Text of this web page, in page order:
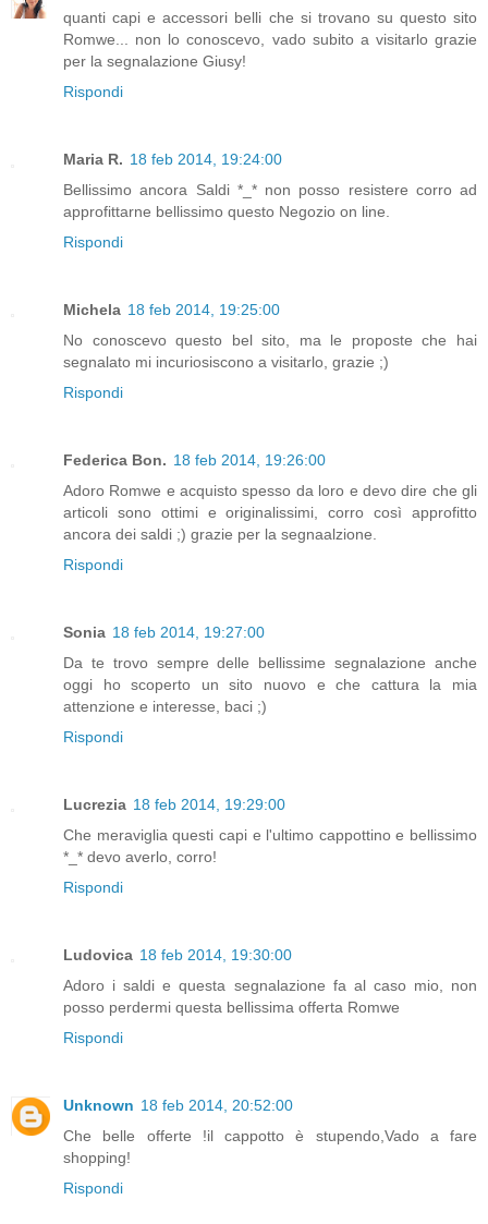
quanti capi e accessori belli che si trovano su questo sito
Romwe... non lo conoscevo, vado subito a visitarlo grazie
per la segnalazione Giusy!
Rispondi
Maria R. 18 feb 2014, 19:24:00
Bellissimo ancora Saldi *_* non posso resistere corro ad
approfittarne bellissimo questo Negozio on line.
Rispondi
Michela 18 feb 2014, 19:25:00
No conoscevo questo bel sito, ma le proposte che hai
segnalato mi incuriosiscono a visitarlo, grazie ;)
Rispondi
Federica Bon. 18 feb 2014, 19:26:00
Adoro Romwe e acquisto spesso da loro e devo dire che gli
articoli sono ottimi e originalissimi, corro così approfitto
ancora dei saldi ;) grazie per la segnaalzione.
Rispondi
Sonia 18 feb 2014, 19:27:00
Da te trovo sempre delle bellissime segnalazione anche
oggi ho scoperto un sito nuovo e che cattura la mia
attenzione e interesse, baci ;)
Rispondi
Lucrezia 18 feb 2014, 19:29:00
Che meraviglia questi capi e l'ultimo cappottino e bellissimo
*_* devo averlo, corro!
Rispondi
Ludovica 18 feb 2014, 19:30:00
Adoro i saldi e questa segnalazione fa al caso mio, non
posso perdermi questa bellissima offerta Romwe
Rispondi
Unknown 18 feb 2014, 20:52:00
Che belle offerte !il cappotto è stupendo,Vado a fare
shopping!
Rispondi